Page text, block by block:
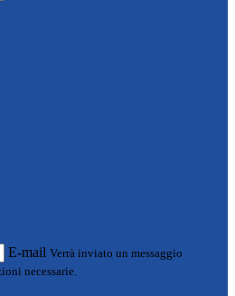
E-mail Verrà inviato un messaggio
necessarie.